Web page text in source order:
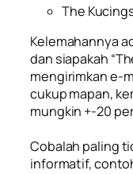
The
Kelemahannya
dan siapakah
mengirimkan e-
cukup mapan,
mungkin +-20
Cobalah paling
informatif,